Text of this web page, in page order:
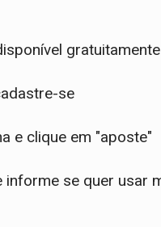
se
e clique em "aposte"
se quer usar